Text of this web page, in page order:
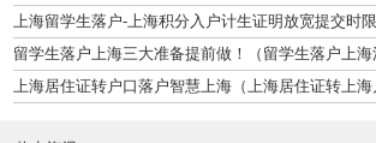
上海留学生落户-上海积分入户计生证明放宽提交时
留学生落户上海三大准备提前做！（留学生落户上海
上海居住证转户口落户智慧上海（上海居住证转上海